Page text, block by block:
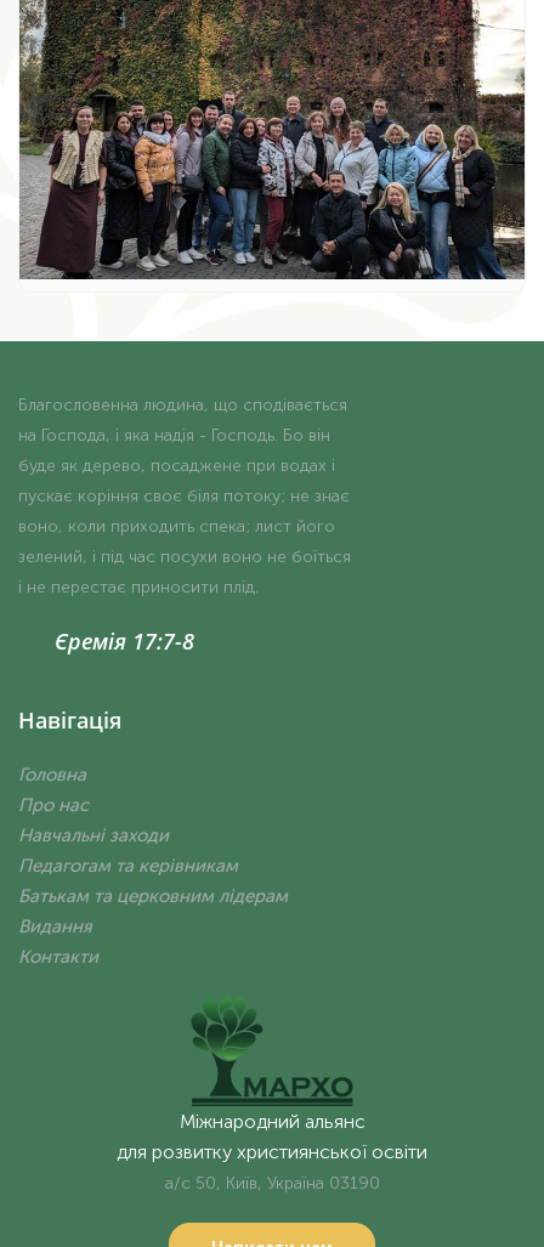
Благословенна людина, що сподівається
на Господа, і яка надія - Господь. Бо він
буде як дерево, посаджене при водах і
пускає коріння своє біля потоку; не знає
воно, коли приходить спека; лист його
зелений, і під час посухи воно не боїться
і не перестає приносити плід.
Єремія 17:7-8
Навігація
Головна
Про нас
Навчальні заходи
Педагогам та керівникам
Батькам та церковним лідерам
Видання
Контакти
Міжнародний альянс
для розвитку християнської освіти
а/с 50, Київ, Україна 03190